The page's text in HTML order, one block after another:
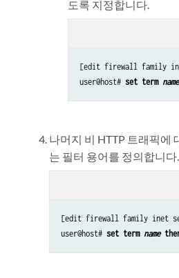
도록 지정합니다.
[edit firewall family
user@host# set term name
나머지 비 HTTP 트래픽에
는 필터 용어를 정의합니다.
[edit firewall family inet
user@host# set term name